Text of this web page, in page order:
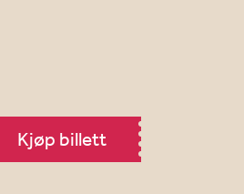
Kjøp billett